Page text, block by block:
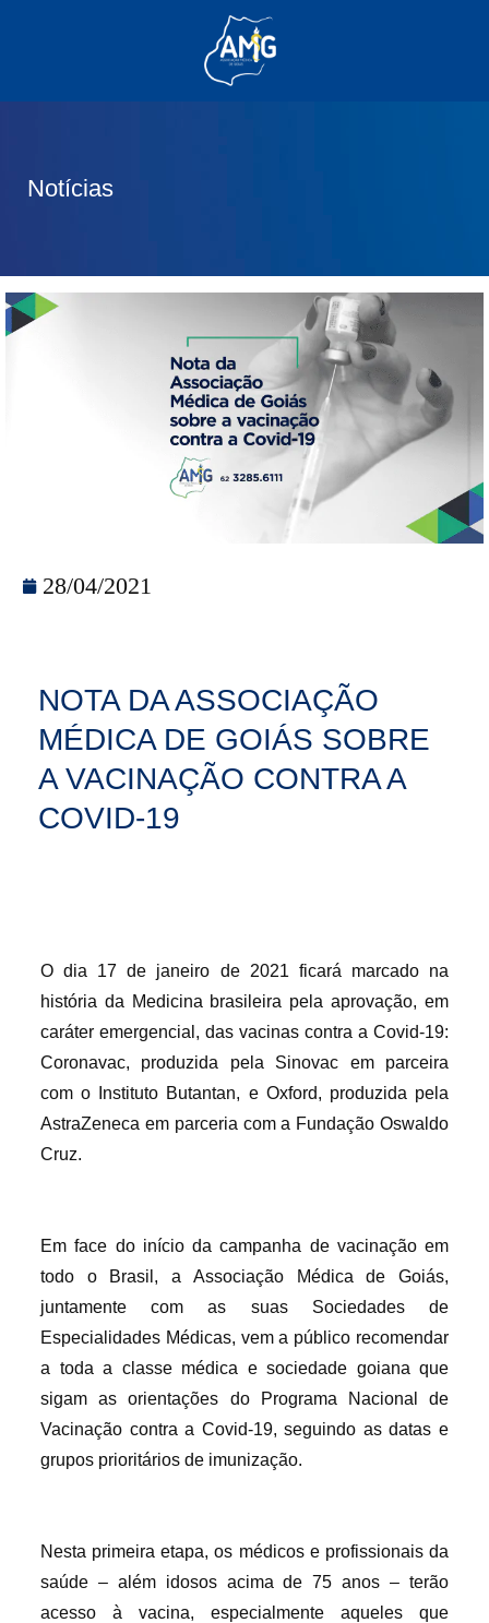
Notícias
28/04/2021
NOTA DA ASSOCIAÇÃO
MÉDICA DE GOIÁS SOBRE
A VACINAÇÃO CONTRA A
COVID-19
O dia 17 de janeiro de 2021 ficará marcado na
história da Medicina brasileira pela aprovação, em
caráter emergencial, das vacinas contra a Covid-19:
Coronavac, produzida pela Sinovac em parceira
com o Instituto Butantan, e Oxford, produzida pela
AstraZeneca em parceria com a Fundação Oswaldo
Cruz.
Em face do início da campanha de vacinação em
todo o Brasil, a Associação Médica de Goiás,
juntamente com as suas Sociedades de
Especialidades Médicas, vem a público recomendar
a toda a classe médica e sociedade goiana que
sigam as orientações do Programa Nacional de
Vacinação contra a Covid-19, seguindo as datas e
grupos prioritários de imunização.
Nesta primeira etapa, os médicos e profissionais da
saúde – além idosos acima de 75 anos – terão
acesso à vacina, especialmente aqueles que